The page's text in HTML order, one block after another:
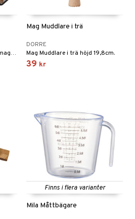
Elegant knivställ med stark magnet på båda sidor som håller knivarna säkert på plats.
Mag Muddlare i trä
DORRE
Mag Muddlare i trä höjd 19,8cm.
39 kr
Finns i flera varianter
Mila Måttbägare